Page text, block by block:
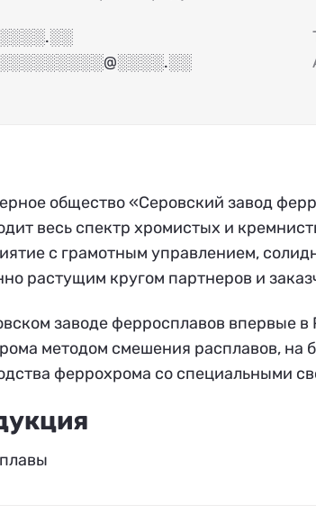
░░░░.░░
░░░░░░░░░@░░░░.░░
общество «Серовский завод
весь спектр хромистых и
с грамотным управлением,
растущим кругом партнеров и
заводе ферросплавов впервые
методом смешения расплавов, на
феррохрома со специальными